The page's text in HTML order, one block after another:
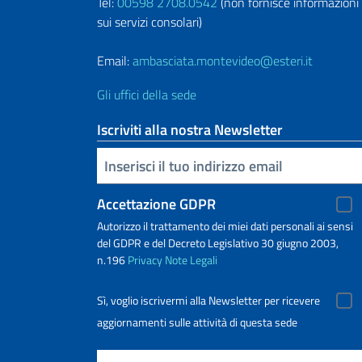
sui servizi consolari)
Email:ambasciata.montevideo@esteri.it
Gli uffici della sede
Iscriviti alla nostra Newsletter
Inserisci la tua email
Accettazione GDPR
Autorizzo il trattamento dei miei dati personali ai sensi
del GDPR e del Decreto Legislativo 30 giugno 2003,
n.196PrivacyNote Legali
Sì, voglio iscrivermi alla Newsletter per ricevere
aggiornamenti sulle attività di questa sede